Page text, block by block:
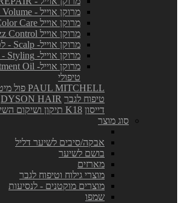
מרוקן אוייל - Volume - להענקת נפח
מרוקן אוייל Color Care - לשיער צבוע
מרוקן אוייל Frizz Control - לניטרול קרזול
מרוקן אוייל- Scalp - לטיפול ואיזון הקרקפת
מרוקן אוייל- Styling - לעיצוב
טיפולי
PAUL MITCHELL פול מיטשל
טיפוח לגבר DYSON HAIR
דייסון K18 תיקון ושיקום השיער
סוג מוצר
אבקה/סיבים לשיער דליל
בושם לשיער
מארזים
מוצרי גילוח וטיפוח לגבר
מוצרים מוקטנים - לנסיעות
שמפו